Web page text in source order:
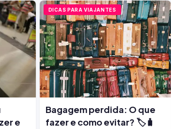
e
DICAS PARA VIAJANTES
Bagagem perdida: O que
fazer e como evitar? 🏷️🧳